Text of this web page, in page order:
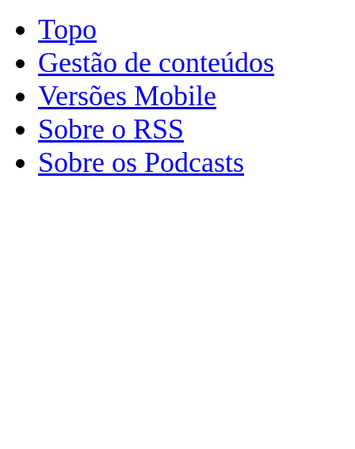
Topo
Gestão de conteúdos
Versões Mobile
Sobre o RSS
Sobre os Podcasts